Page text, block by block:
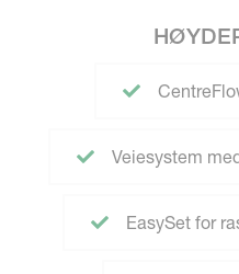
Veiesystem
EasySet for